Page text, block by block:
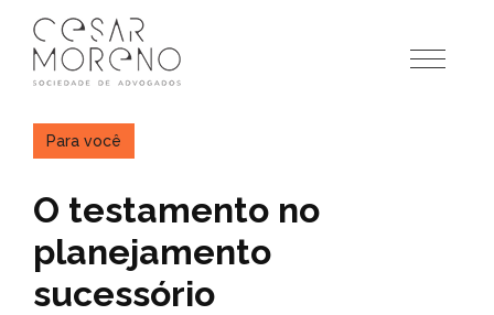
para
conteúdo
Para você
O testamento no
planejamento
sucessório